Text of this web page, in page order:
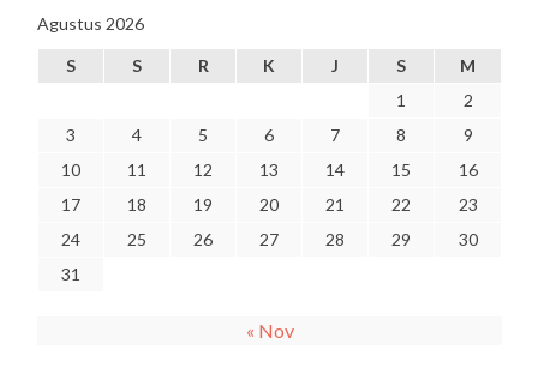
Agustus 2026
S S R K J S
M
1
2
3
4 5 6 7 8
9
10
11 12 13 14 15
16
17
18 19 20 21 22
23
24
25 26 27 28 29
30
31
« Nov